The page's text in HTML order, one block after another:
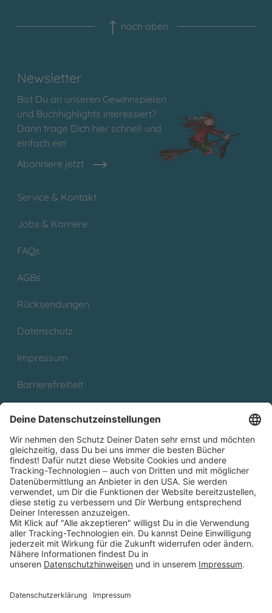
nach oben
Newsletter
Bist Du an unseren Gewinnspielen
und Buchhighlights interessiert?
Dann trage Dich hier schnell und
einfach ein!
Abonniere jetzt
Service & Kontakt
Jobs & Karriere
FAQs
AGBs
Rücksendungen
Datenschutz
Impressum
Barrierefreiheit
Partnerprogramm (Affiliate)
Folge uns auf
* Versandkostenfrei ab 9,00 € Bestellwert innerhalb
Deutschlands
** Lieferzeit 1-3 Werktage innerhalb Deutschlands
Thienemann-Esslinger Verlag GmbH, Blumenstraße 36, D-70182